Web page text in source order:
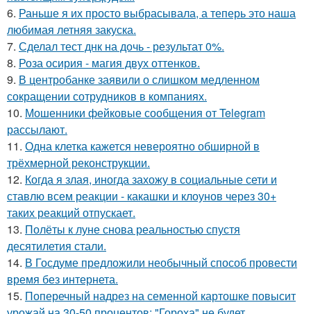
6. Раньше я их просто выбрасывала, а теперь это наша
любимая летняя закуска.
7. Сделал тест днк на дочь - результат 0%.
8. Роза осирия - магия двух оттенков.
9. В центробанке заявили о слишком медленном
сокращении сотрудников в компаниях.
10. Мошенники фейковые сообщения от Telegram
рассылают.
11. Одна клетка кажется невероятно обширной в
трёхмерной реконструкции.
12. Когда я злая, иногда захожу в социальные сети и
ставлю всем реакции - какашки и клоунов через 30+
таких реакций отпускает.
13. Полёты к луне снова реальностью спустя
десятилетия стали.
14. В Госдуме предложили необычный способ провести
время без интернета.
15. Поперечный надрез на семенной картошке повысит